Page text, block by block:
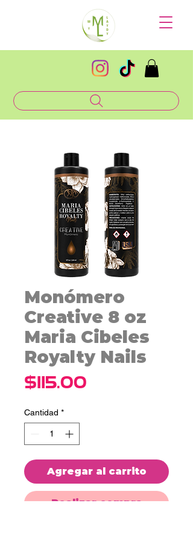
Monómero
Creative 8 oz
Maria Cibeles
Royalty Nails
$115.00
Cantidad *
Agregar al carrito
Realizar compra